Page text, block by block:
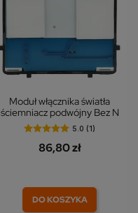
Moduł włącznika światła
ściemniacz podwójny Bez N
5.0 (1)
86,80 zł
DO KOSZYKA